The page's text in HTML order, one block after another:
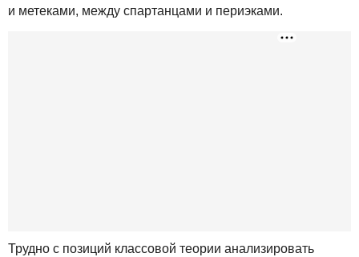
и метеками, между спартанцами и периэками.
Трудно с позиций классовой теории анализировать